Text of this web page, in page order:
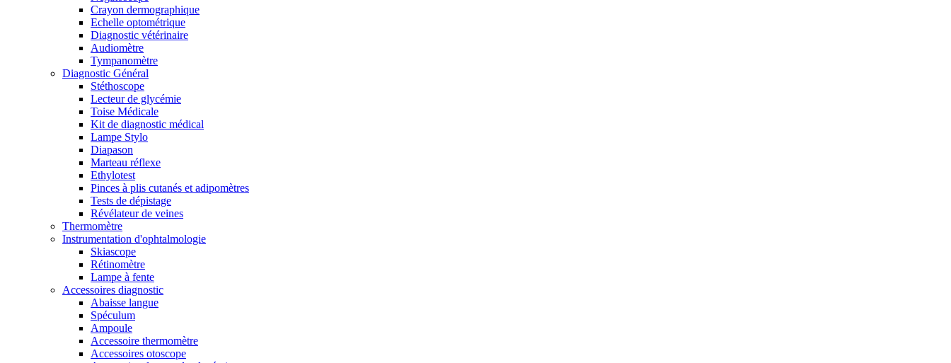
Crayon dermographique
Echelle optométrique
Diagnostic vétérinaire
Audiomètre
Tympanomètre
Diagnostic Général
Stéthoscope
Lecteur de glycémie
Toise Médicale
Kit de diagnostic médical
Lampe Stylo
Diapason
Marteau réflexe
Ethylotest
Pinces à plis cutanés et adipomètres
Tests de dépistage
Révélateur de veines
Thermomètre
Instrumentation d'ophtalmologie
Skiascope
Rétinomètre
Lampe à fente
Accessoires diagnostic
Abaisse langue
Spéculum
Ampoule
Accessoire thermomètre
Accessoires otoscope